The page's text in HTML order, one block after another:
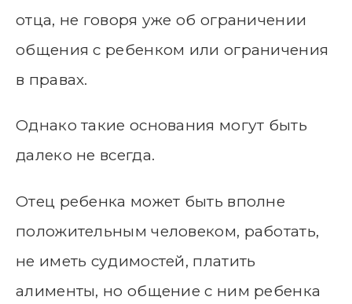
отца, не говоря уже об ограничении
общения с ребенком или ограничения
в правах.
Однако такие основания могут быть
далеко не всегда.
Отец ребенка может быть вполне
положительным человеком, работать,
не иметь судимостей, платить
алименты, но общение с ним ребенка